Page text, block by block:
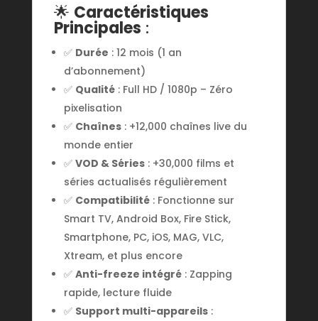
🌟 Caractéristiques
Principales :
✅ Durée : 12 mois (1 an
d’abonnement)
✅ Qualité: Full HD / 1080p – Zéro
pixelisation
✅ Chaînes: +12,000 chaînes live du
monde entier
✅ VOD & Séries: +30,000 films et
séries actualisés régulièrement
✅ Compatibilité: Fonctionne sur
Smart TV, Android Box, Fire Stick,
Smartphone, PC, iOS, MAG, VLC,
Xtream, et plus encore
✅ Anti-freeze intégré: Zapping
rapide, lecture fluide
✅ Support multi-appareils: